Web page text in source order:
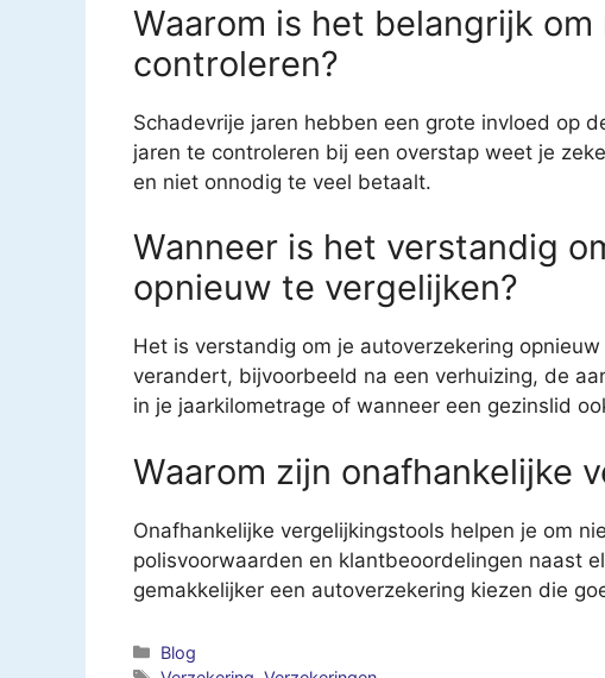
Waarom is het belangrijk
controleren?
Schadevrije jaren hebben een grote invloed op
jaren te controleren bij een overstap weet je
en niet onnodig te veel betaalt.
Wanneer is het verstandig
opnieuw te vergelijken?
Het is verstandig om je autoverzekering
verandert, bijvoorbeeld na een verhuizing, de
in je jaarkilometrage of wanneer een gezinslid
Waarom zijn onafhankelijke
Onafhankelijke vergelijkingstools helpen je om
polisvoorwaarden en klantbeoordelingen naast
gemakkelijker een autoverzekering kiezen die
Categorieën
Blog